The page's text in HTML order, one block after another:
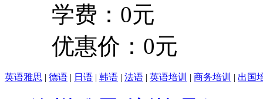
学费：0元
优惠价：0元
英语雅思 | 德语 | 日语 | 韩语 | 法语 | 英语培训 | 商务培训 | 出国